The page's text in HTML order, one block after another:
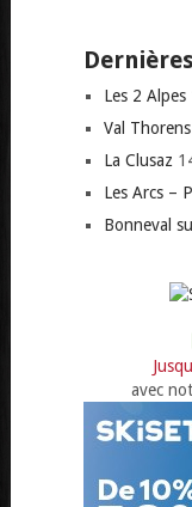
Les 2 Alpes
Val Thorens
La Clusaz
Les Arcs –
Bonneval
avec